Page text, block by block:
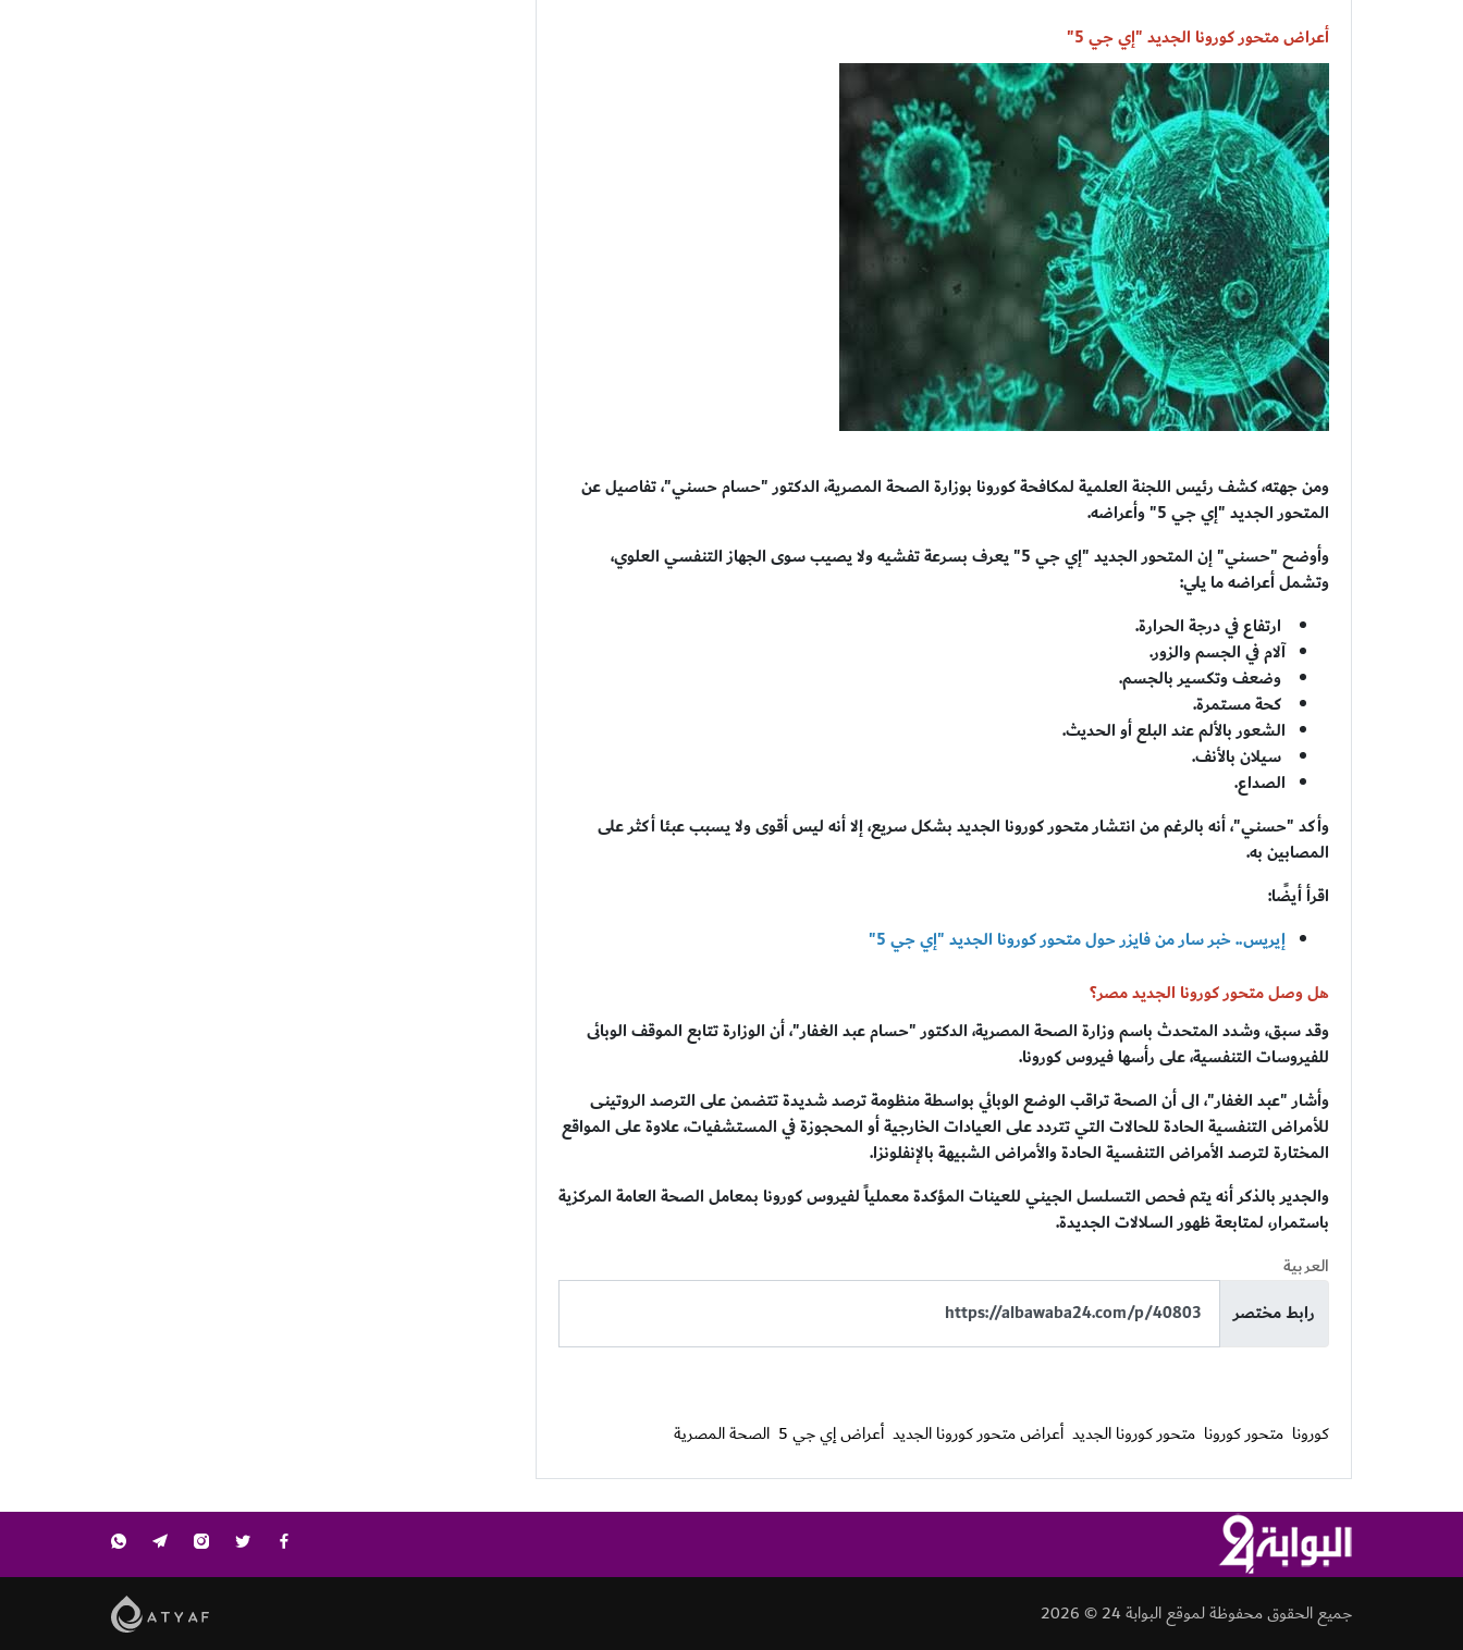
أعراض متحور كورونا الجديد "إي جي 5"
ومن جهته، كشف رئيس اللجنة العلمية لمكافحة كورونا بوزارة الصحة المصرية، الدكتور "حسام حسني"، تفاصيل عن
المتحور الجديد "إي جي 5" وأعراضه.
وأوضح "حسني" إن المتحور الجديد "إي جي 5" يعرف بسرعة تفشيه ولا يصيب سوى الجهاز التنفسي العلوي،
وتشمل أعراضه ما يلي:
ارتفاع في درجة الحرارة.
آلام في الجسم والزور.
وضعف وتكسير بالجسم.
كحة مستمرة.
الشعور بالألم عند البلع أو الحديث.
سيلان بالأنف.
الصداع.
وأكد "حسني"، أنه بالرغم من انتشار متحور كورونا الجديد بشكل سريع، إلا أنه ليس أقوى ولا يسبب عبئا أكثر على
المصابين به.
اقرأ أيضًا:
إيريس.. خبر سار من فايزر حول متحور كورونا الجديد "إي جي 5"
هل وصل متحور كورونا الجديد مصر؟
وقد سبق، وشدد المتحدث باسم وزارة الصحة المصرية، الدكتور "حسام عبد الغفار"، أن الوزارة تتابع الموقف الوبائى
للفيروسات التنفسية، على رأسها فيروس كورونا.
وأشار "عبد الغفار"، الى أن الصحة تراقب الوضع الوبائي بواسطة منظومة ترصد شديدة تتضمن على الترصد الروتينى
للأمراض التنفسية الحادة للحالات التي تتردد على العيادات الخارجية أو المحجوزة في المستشفيات، علاوة على المواقع
المختارة لترصد الأمراض التنفسية الحادة والأمراض الشبيهة بالإنفلونزا.
والجدير بالذكر أنه يتم فحص التسلسل الجيني للعينات المؤكدة معملياً لفيروس كورونا بمعامل الصحة العامة المركزية
باستمرار، لمتابعة ظهور السلالات الجديدة.
العربية
رابط مختصر
كورونا متحور كورونا متحور كورونا الجديد أعراض متحور كورونا الجديد أعراض إي جي 5 الصحة المصرية
جميع الحقوق محفوظة لموقع البوابة 24 © 2026